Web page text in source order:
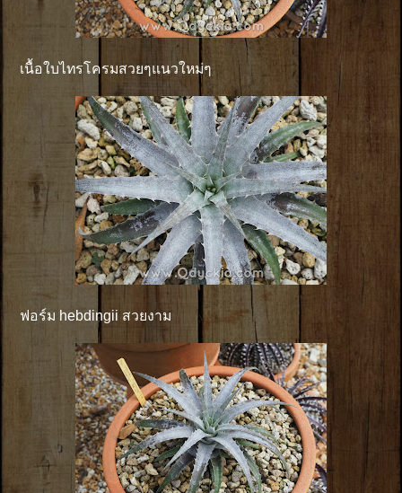
เนื้อใบไทรโครมสวยๆแนวใหม่ๆ
ฟอร์ม hebdingii สวยงาม